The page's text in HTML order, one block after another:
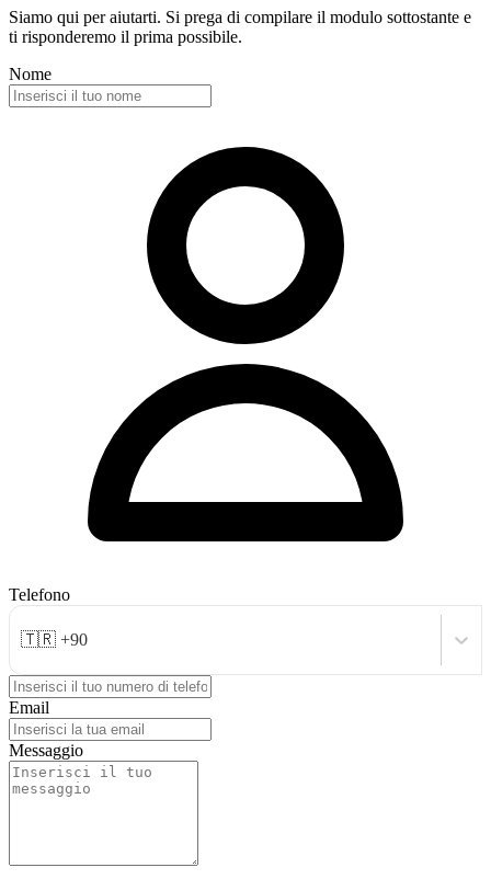
Siamo qui per aiutarti. Si prega di compilare il modulo sottostante e
ti risponderemo il prima possibile.
Nome
Telefono
🇹🇷 +90
Email
Messaggio